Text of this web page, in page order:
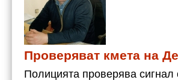
Проверяват кмета на
Полицията проверява